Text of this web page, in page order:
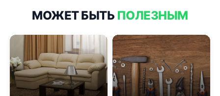
МОЖЕТ БЫТЬ ПОЛЕЗНЫМ